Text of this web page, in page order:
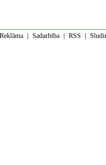
Reklāma Sadarbība RSS |